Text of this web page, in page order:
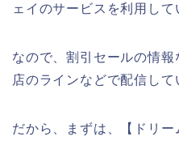
ェイのサービスを利用して
なので、割引セールの情
店のラインなどで配信して
だから、まずは、【ドリ